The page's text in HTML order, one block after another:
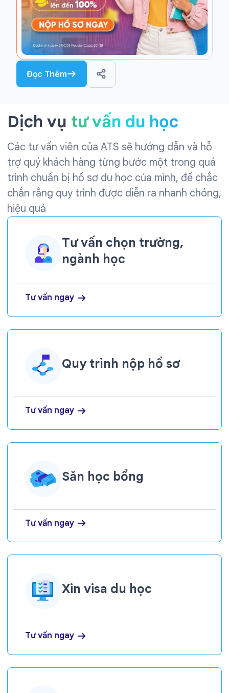
Đọc Thêm
Dịch vụ tư vấn du học
Các tư vấn viên của ATS sẽ hướng dẫn và hỗ
trợ quý khách hàng từng bước một trong quá
trình chuẩn bị hồ sơ du học của mình, để chắc
chắn rằng quy trình được diễn ra nhanh chóng,
hiệu quả
Tư vấn chọn trường,
ngành học
Tư vấn ngay
Quy trình nộp hồ sơ
Tư vấn ngay
Săn học bổng
Tư vấn ngay
Xin visa du học
Tư vấn ngay